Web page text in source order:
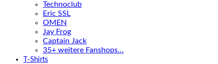
Technoclub
Eric SSL
OMEN
Jay Frog
Captain Jack
35+ weitere Fanshops…
T-Shirts